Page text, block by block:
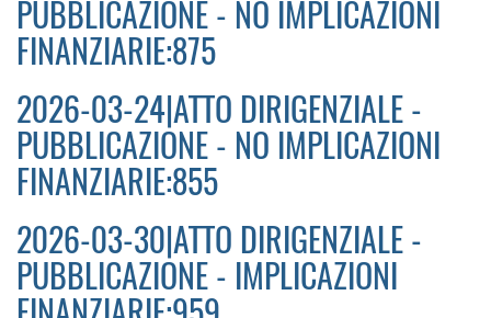
PUBBLICAZIONE - NO IMPLICAZIONI
FINANZIARIE:875
2026-03-24|ATTO DIRIGENZIALE -
PUBBLICAZIONE - NO IMPLICAZIONI
FINANZIARIE:855
2026-03-30|ATTO DIRIGENZIALE -
PUBBLICAZIONE - IMPLICAZIONI